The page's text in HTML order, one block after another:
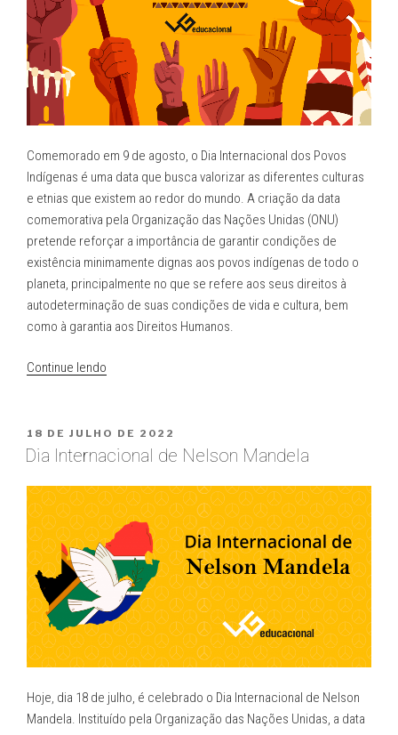
Comemorado em 9 de agosto, o Dia Internacional dos Povos
Indígenas é uma data que busca valorizar as diferentes culturas
e etnias que existem ao redor do mundo. A criação da data
comemorativa pela Organização das Nações Unidas (ONU)
pretende reforçar a importância de garantir condições de
existência minimamente dignas aos povos indígenas de todo o
planeta, principalmente no que se refere aos seus direitos à
autodeterminação de suas condições de vida e cultura, bem
como à garantia aos Direitos Humanos.
Continue lendo
aprender
com
Dia
Internacional
dos
Povos
Indígenas?”
PUBLICADO
EM
18 DE JULHO DE 2022
Dia Internacional de Nelson Mandela
Hoje, dia 18 de julho, é celebrado o Dia Internacional de Nelson
Mandela. Instituído pela Organização das Nações Unidas, a data